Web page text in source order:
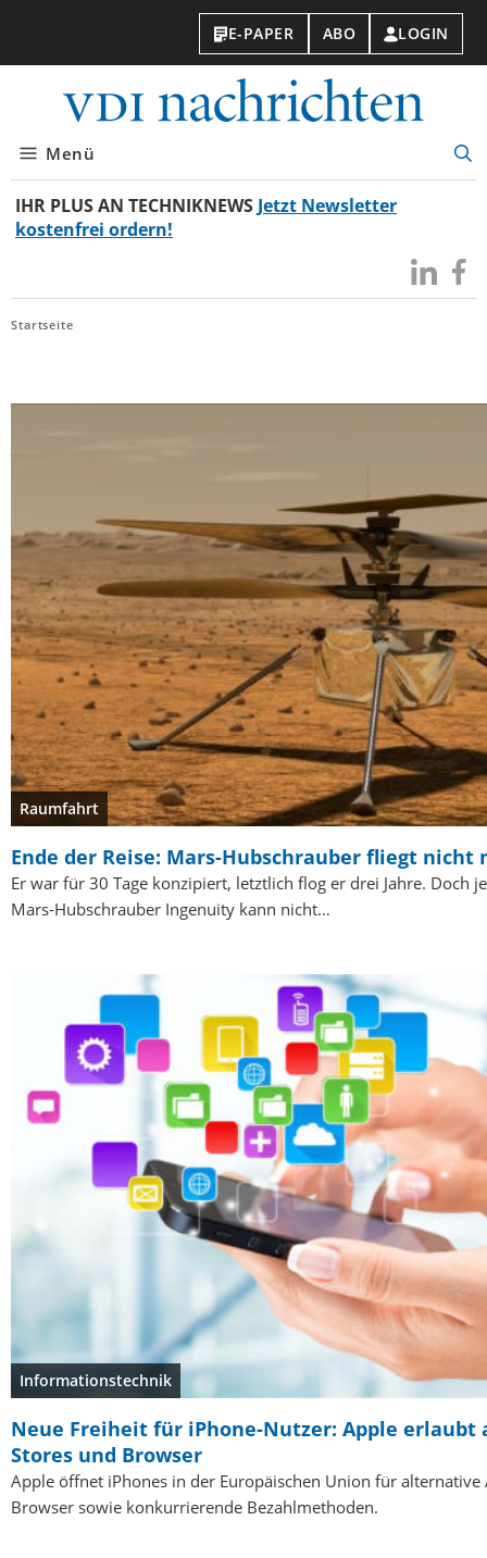
E-PAPER ABO LOGIN
Menü
IHR PLUS AN TECHNIKNEWS Jetzt Newsletter
kostenfrei ordern!
Besuchen
Sie
Sie
Startseite
Raumfahrt
Ende der Reise: Mars-Hubschrauber fliegt nicht
Er war für 30 Tage konzipiert, letztlich flog er drei Jahre. Doch
Mars-Hubschrauber Ingenuity kann nicht…
Informationstechnik
Neue Freiheit für iPhone-Nutzer: Apple erlaubt
Stores und Browser
Apple öffnet iPhones in der Europäischen Union für
Browser sowie konkurrierende Bezahlmethoden.